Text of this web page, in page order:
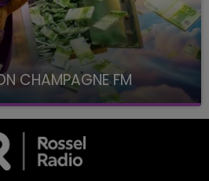
CHAMPAGNE FM
FM, à 8H10